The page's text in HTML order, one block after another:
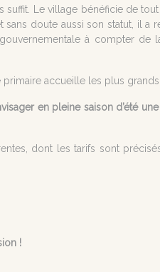
suffit. Le village bénéficie de
doute aussi son statut, il a
à compter de
accueille les plus grands
en pleine saison d’été
dont les tarifs sont
!